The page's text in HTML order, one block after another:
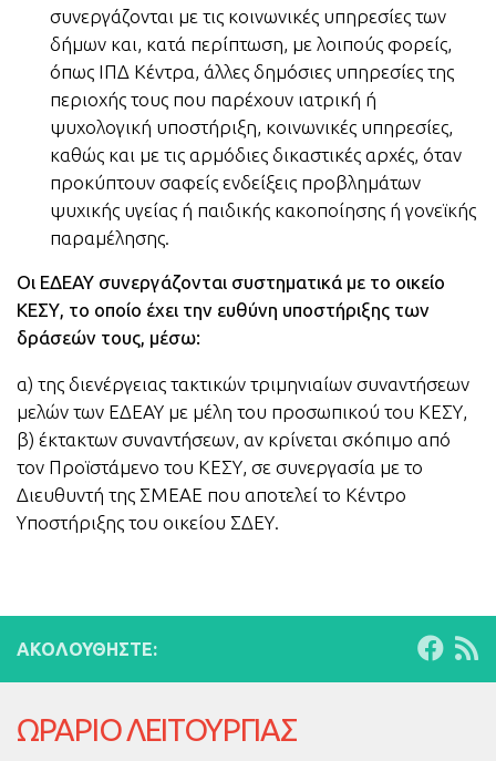
συνεργάζονται με τις κοινωνικές υπηρεσίες των
δήμων και, κατά περίπτωση, με λοιπούς φορείς,
όπως ΙΠΔ Κέντρα, άλλες δημόσιες υπηρεσίες της
περιοχής τους που παρέχουν ιατρική ή
ψυχολογική υποστήριξη, κοινωνικές υπηρεσίες,
καθώς και με τις αρμόδιες δικαστικές αρχές, όταν
προκύπτουν σαφείς ενδείξεις προβλημάτων
ψυχικής υγείας ή παιδικής κακοποίησης ή γονεϊκής
παραμέλησης.
Οι ΕΔΕΑΥ συνεργάζονται συστηματικά με το οικείο
ΚΕΣΥ, το οποίο έχει την ευθύνη υποστήριξης των
δράσεών τους, μέσω:
α) της διενέργειας τακτικών τριμηνιαίων συναντήσεων
μελών των ΕΔΕΑΥ με μέλη του προσωπικού του ΚΕΣΥ,
β) έκτακτων συναντήσεων, αν κρίνεται σκόπιμο από
τον Προϊστάμενο του ΚΕΣΥ, σε συνεργασία με το
Διευθυντή της ΣΜΕΑΕ που αποτελεί το Κέντρο
Υποστήριξης του οικείου ΣΔΕΥ.
ΑΚΟΛΟΥΘΉΣΤΕ:
ΩΡΑΡΙΟ ΛΕΙΤΟΥΡΓΙΑΣ